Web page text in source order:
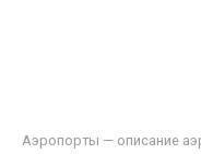
Аэропорты — описание